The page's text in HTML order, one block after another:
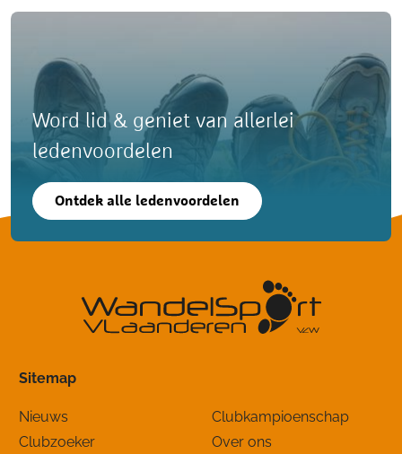
Word lid & geniet van allerlei
ledenvoordelen
Ontdek alle ledenvoordelen
Sitemap
Nieuws
Clubzoeker
Clubkampioenschap
Over ons